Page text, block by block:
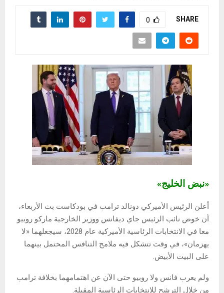
SHARE
0
«نبض الخليج»
أعلن الرئيس الأميركي دونالد ترامب في بودكاست بث الأربعاء،
أن خوض نائب الرئيس جاي ديفانس ووزير الخارجية ماركو روبيو
معا في الانتخابات الرئاسية الأميركية عام 2028، سيجعلهما «لا
يهزمان»، في وقت تتشكل فيه ملامح التنافس المحتمل بينهما
على البيت الأبيض.
ولم يعرب فانس ولا روبيو حتى الآن عن اهتمامهما بخلافة ترامب
من خلال الترشح للانتخابات الرئاسية المقبلة.